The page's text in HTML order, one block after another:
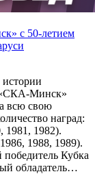
с 50-летием
«СКА-Минск»
всю свою
наград:
1981, 1982).
1988, 1989).
Кубка
обладатель…